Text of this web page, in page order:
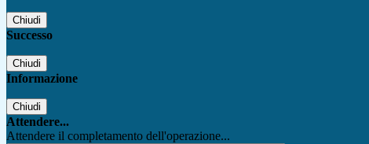
Chiudi
Successo
Chiudi
Informazione
Chiudi
Attendere...
Attendere il completamento dell'operazione...